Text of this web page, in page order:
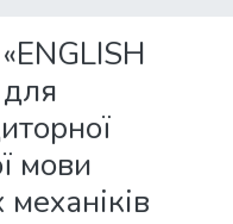
мови